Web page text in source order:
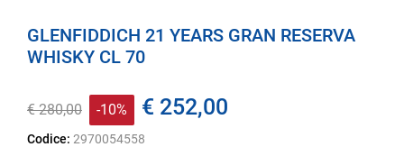
GLENFIDDICH 21 YEARS GRAN RESERVA
WHISKY CL 70
€ 280,00 -10% € 252,00
Codice: 2970054558